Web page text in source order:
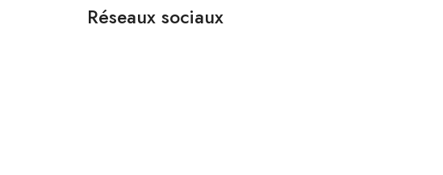
Réseaux sociaux